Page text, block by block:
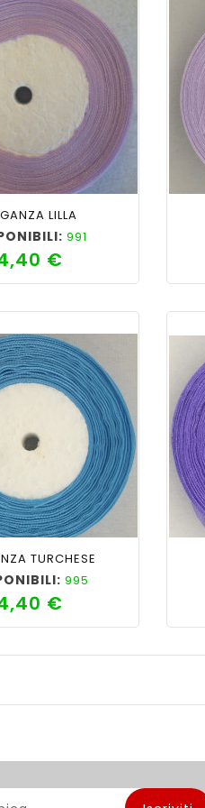
favorite_border cached visibility
LILLA
991
€Prezzo
favorite_border cached visibility
TURCHESE
995
€Prezzo